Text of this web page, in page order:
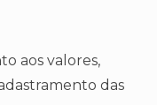
aos valores,
das